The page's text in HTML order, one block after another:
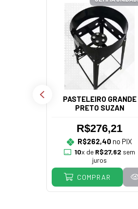
PASTELEIRO GRANDE
PRETO SUZAN
R$276,21
R$262,40no PIX
10x de R$27,62 sem
juros
COMPRAR